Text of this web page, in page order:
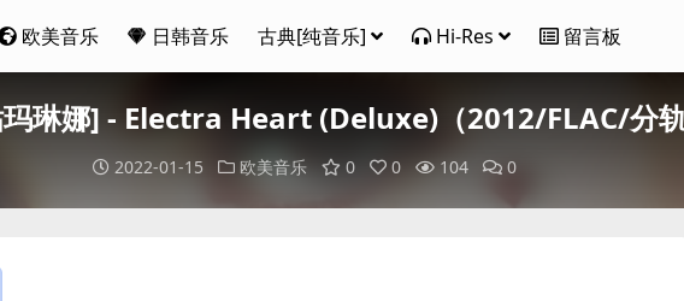
欧美音乐 日韩音乐 古典[纯音乐] Hi-Res 留言板
琳娜] - Electra Heart (Deluxe)（2012/FLAC/分
2022-01-15 欧美音乐 0 0 104 0